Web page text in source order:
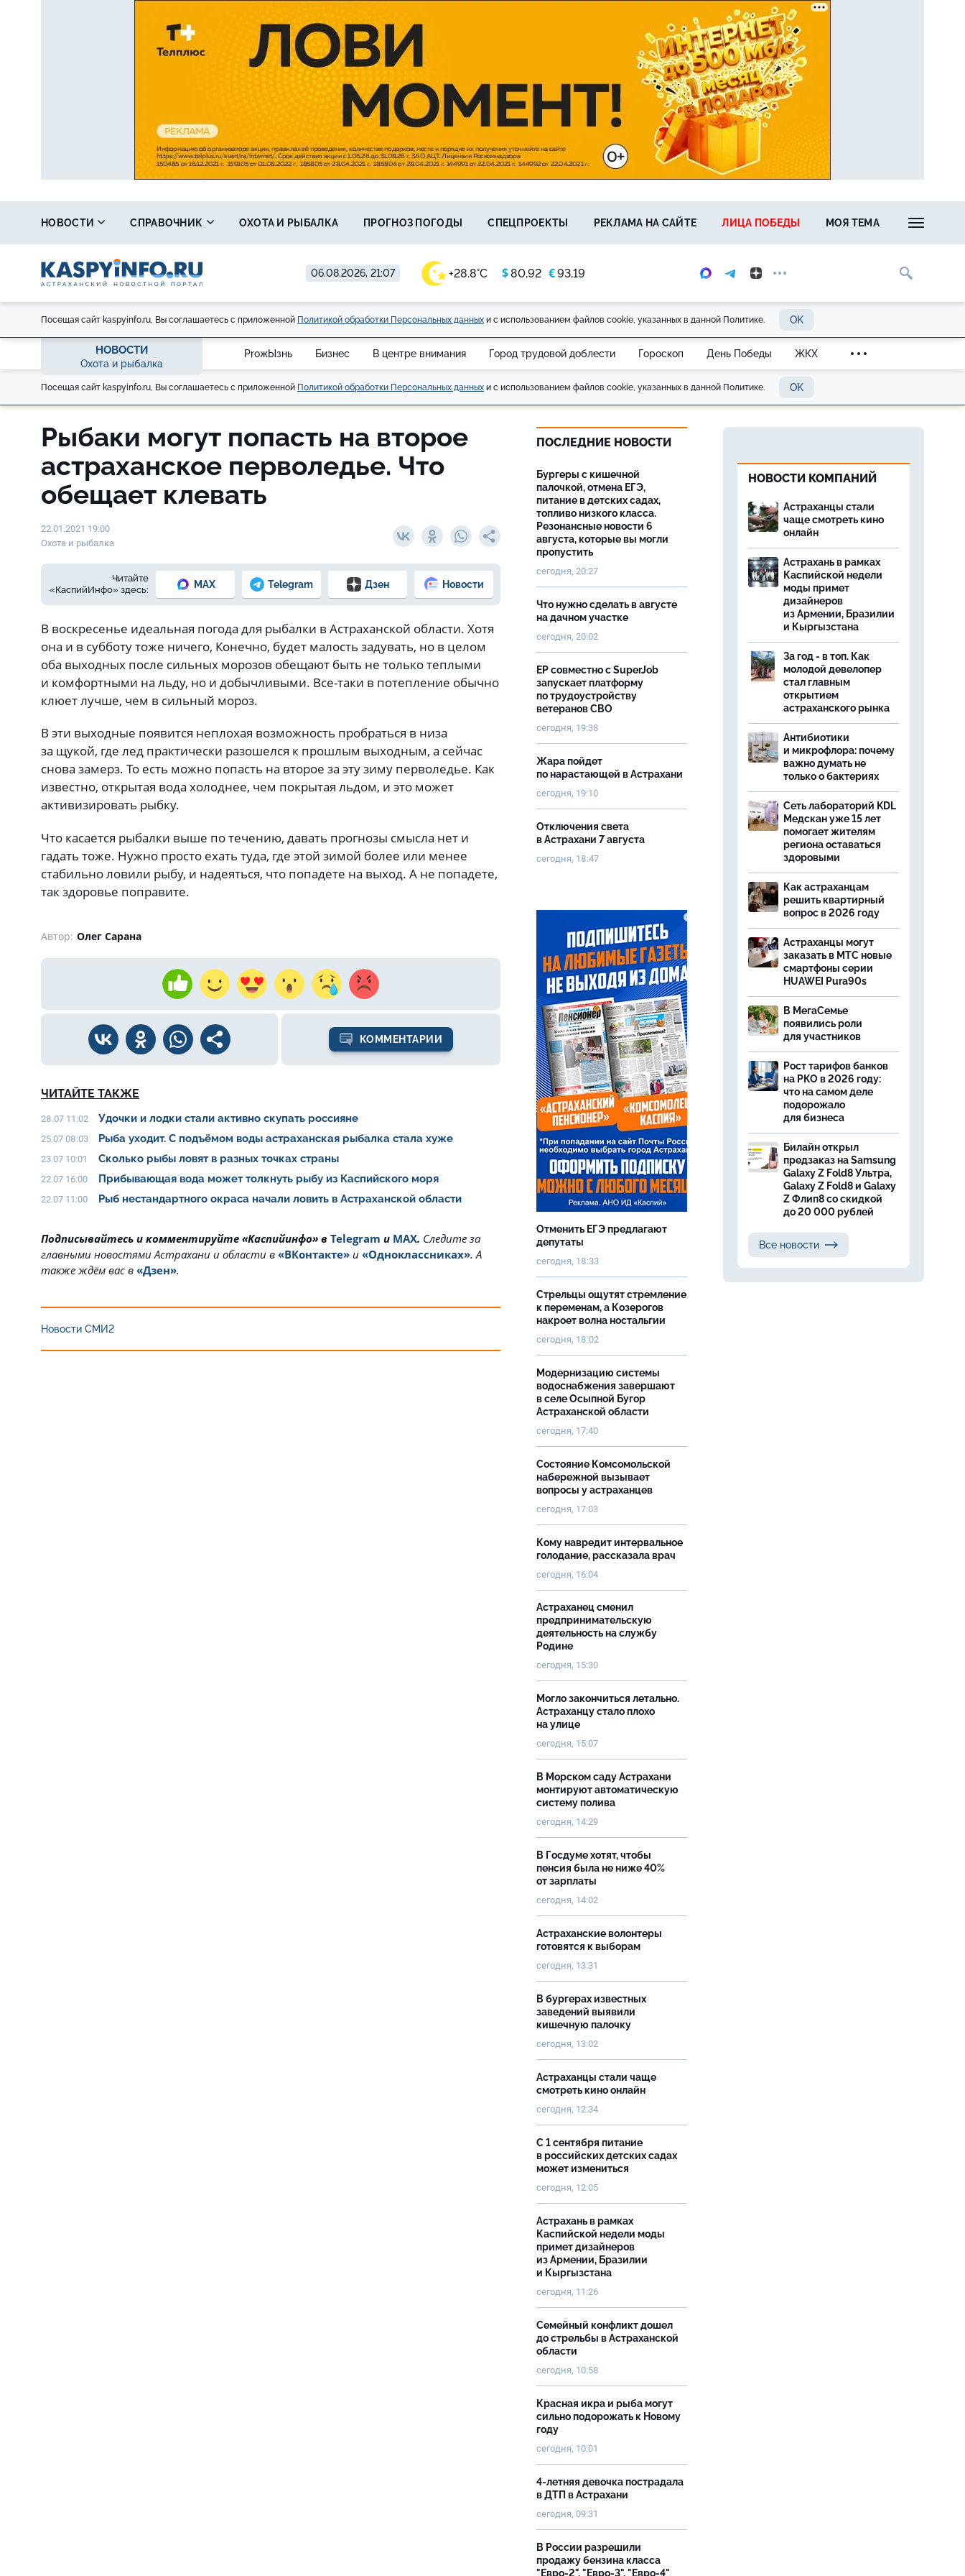
06.08.2026, 21:07 +28.8°C $80,92 €93,19
НОВОСТИ СПРАВОЧНИК ОХОТА И РЫБАЛКА ПРОГНОЗ ПОГОДЫ СПЕЦПРОЕКТЫ РЕКЛАМА НА САЙТЕ ЛИЦА ПОБЕДЫ МОЯ ТЕМА
Посещая сайт kaspyinfo.ru, Вы соглашаетесь с приложенной Политикой обработки Персональных данных и с использованием файлов cookie, указанных в данной Политике. OK
НОВОСТИ
Охота и рыбалка
ProжЫзнь Бизнес В центре внимания Город трудовой доблести Гороскоп День Победы ЖКХ
Посещая сайт kaspyinfo.ru, Вы соглашаетесь с приложенной Политикой обработки Персональных данных и с использованием файлов cookie, указанных в данной Политике. OK
Рыбаки могут попасть на второе
астраханское перволедье. Что
обещает клевать
22.01.2021 19:00
Охота и рыбалка
Читайте
«КаспийИнфо» здесь:
MAX Telegram Дзен Новости
В воскресенье идеальная погода для рыбалки в Астраханской области. Хотя
она и в субботу тоже ничего, Конечно, будет малость задувать, но в целом
оба выходных после сильных морозов обещают быть не только теплыми
и комфортными на льду, но и добычливыми. Все-таки в потепление обычно
клюет лучше, чем в сильный мороз.
В эти выходные появится неплохая возможность пробраться в низа
за щукой, где лед практически разошелся к прошлым выходным, а сейчас
снова замерз. То есть можно попасть на второе за эту зиму перволедье. Как
известно, открытая вода холоднее, чем покрытая льдом, и это может
активизировать рыбку.
Что касается рыбалки выше по течению, давать прогнозы смысла нет и
гадать тоже. Нужно просто ехать туда, где этой зимой более или менее
стабильно ловили рыбу, и надеяться, что попадете на выход. А не попадете,
так здоровье поправите.
Автор: Олег Сарана
КОММЕНТАРИИ
ЧИТАЙТЕ ТАКЖЕ
28.07 11:02 Удочки и лодки стали активно скупать россияне
25.07 08:03 Рыба уходит. С подъёмом воды астраханская рыбалка стала хуже
23.07 10:01 Сколько рыбы ловят в разных точках страны
22.07 16:00 Прибывающая вода может толкнуть рыбу из Каспийского моря
22.07 11:00 Рыб нестандартного окраса начали ловить в Астраханской области
Подписывайтесь и комментируйте «Каспийинфо» в Telegram и MAX. Cледите за
главными новостями Астрахани и области в «ВКонтакте» и «Одноклассниках». А
также ждём вас в «Дзен».
Новости СМИ2
ПОСЛЕДНИЕ НОВОСТИ
Бургеры с кишечной
палочкой, отмена ЕГЭ,
питание в детских садах,
топливо низкого класса.
Резонансные новости 6
августа, которые вы могли
пропустить
сегодня, 20:27
Что нужно сделать в августе
на дачном участке
сегодня, 20:02
ЕР совместно с SuperJob
запускает платформу
по трудоустройству
ветеранов СВО
сегодня, 19:38
Жара пойдет
по нарастающей в Астрахани
сегодня, 19:10
Отключения света
в Астрахани 7 августа
сегодня, 18:47
Отменить ЕГЭ предлагают
депутаты
сегодня, 18:33
Стрельцы ощутят стремление
к переменам, а Козерогов
накроет волна ностальгии
сегодня, 18:02
Модернизацию системы
водоснабжения завершают
в селе Осыпной Бугор
Астраханской области
сегодня, 17:40
Состояние Комсомольской
набережной вызывает
вопросы у астраханцев
сегодня, 17:03
Кому навредит интервальное
голодание, рассказала врач
сегодня, 16:04
Астраханец сменил
предпринимательскую
деятельность на службу
Родине
сегодня, 15:30
Могло закончиться летально.
Астраханцу стало плохо
на улице
сегодня, 15:07
В Морском саду Астрахани
монтируют автоматическую
систему полива
сегодня, 14:29
В Госдуме хотят, чтобы
пенсия была не ниже 40%
от зарплаты
сегодня, 14:02
Астраханские волонтеры
готовятся к выборам
сегодня, 13:31
В бургерах известных
заведений выявили
кишечную палочку
сегодня, 13:02
Астраханцы стали чаще
смотреть кино онлайн
сегодня, 12:34
С 1 сентября питание
в российских детских садах
может измениться
сегодня, 12:05
Астрахань в рамках
Каспийской недели моды
примет дизайнеров
из Армении, Бразилии
и Кыргызстана
сегодня, 11:26
Семейный конфликт дошел
до стрельбы в Астраханской
области
сегодня, 10:58
Красная икра и рыба могут
сильно подорожать к Новому
году
сегодня, 10:01
4-летняя девочка пострадала
в ДТП в Астрахани
сегодня, 09:31
В России разрешили
продажу бензина класса
"Евро-2", "Евро-3", "Евро-4"
НОВОСТИ КОМПАНИЙ
Астраханцы стали
чаще смотреть кино
онлайн
Астрахань в рамках
Каспийской недели
моды примет
дизайнеров
из Армении, Бразилии
и Кыргызстана
За год - в топ. Как
молодой девелопер
стал главным
открытием
астраханского рынка
Антибиотики
и микрофлора: почему
важно думать не
только о бактериях
Сеть лабораторий KDL
Медскан уже 15 лет
помогает жителям
региона оставаться
здоровыми
Как астраханцам
решить квартирный
вопрос в 2026 году
Астраханцы могут
заказать в МТС новые
смартфоны серии
HUAWEI Pura90s
В МегаСемье
появились роли
для участников
Рост тарифов банков
на РКО в 2026 году:
что на самом деле
подорожало
для бизнеса
Билайн открыл
предзаказ на Samsung
Galaxy Z Fold8 Ультра,
Galaxy Z Fold8 и Galaxy
Z Флип8 со скидкой
до 20 000 рублей
Все новости